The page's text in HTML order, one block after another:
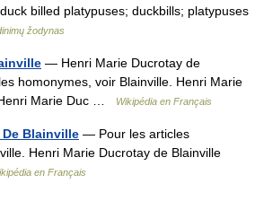
billed platypuses; duckbills; platypuses
žodynas
— Henri Marie Ducrotay de
homonymes, voir Blainville. Henri Marie
Marie Duc …
Wikipédia en Français
De Blainville — Pour les articles
Henri Marie Ducrotay de Blainville
en Français